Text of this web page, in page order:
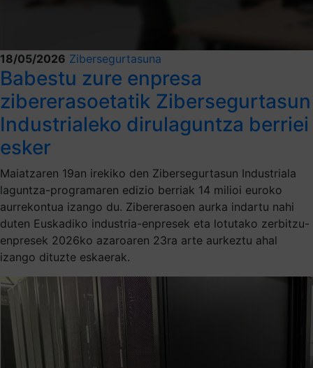
18/05/2026 Zibersegurtasuna
Babestu zure enpresa
zibererasoetatik Zibersegurtasun
Industrialeko dirulaguntza berriei
esker
Maiatzaren 19an irekiko den Zibersegurtasun Industriala
laguntza-programaren edizio berriak 14 milioi euroko
aurrekontua izango du. Zibererasoen aurka indartu nahi
duten Euskadiko industria-enpresek eta lotutako zerbitzu-
enpresek 2026ko azaroaren 23ra arte aurkeztu ahal
izango dituzte eskaerak.